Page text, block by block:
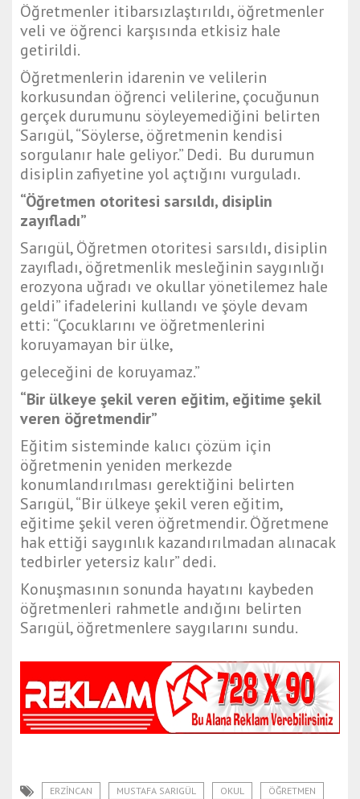
Öğretmenler itibarsızlaştırıldı, öğretmenler
veli ve öğrenci karşısında etkisiz hale
getirildi.
Öğretmenlerin idarenin ve velilerin
korkusundan öğrenci velilerine, çocuğunun
gerçek durumunu söyleyemediğini belirten
Sarıgül, “Söylerse, öğretmenin kendisi
sorgulanır hale geliyor.” Dedi. Bu durumun
disiplin zafiyetine yol açtığını vurguladı.
“Öğretmen otoritesi sarsıldı, disiplin
zayıfladı”
Sarıgül, Öğretmen otoritesi sarsıldı, disiplin
zayıfladı, öğretmenlik mesleğinin saygınlığı
erozyona uğradı ve okullar yönetilemez hale
geldi” ifadelerini kullandı ve şöyle devam
etti: “Çocuklarını ve öğretmenlerini
koruyamayan bir ülke,
geleceğini de koruyamaz.”
“Bir ülkeye şekil veren eğitim, eğitime şekil
veren öğretmendir”
Eğitim sisteminde kalıcı çözüm için
öğretmenin yeniden merkezde
konumlandırılması gerektiğini belirten
Sarıgül, “Bir ülkeye şekil veren eğitim,
eğitime şekil veren öğretmendir. Öğretmene
hak ettiği saygınlık kazandırılmadan alınacak
tedbirler yetersiz kalır” dedi.
Konuşmasının sonunda hayatını kaybeden
öğretmenleri rahmetle andığını belirten
Sarıgül, öğretmenlere saygılarını sundu.
ERZINCAN MUSTAFA SARIGÜL OKUL ÖĞRETMEN